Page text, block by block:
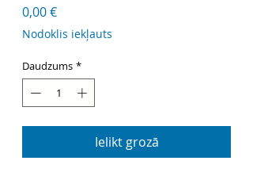
0,00 €Cena
Nodoklis iekļauts
Daudzums *
Ielikt grozā